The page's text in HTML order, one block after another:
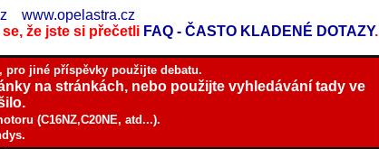
www.opelastra.cz
že jste si přečetli FAQ - ČASTO KLADENÉ DOTAZY.
pro jiné příspěvky použijte debatu.
na stránkách, nebo použijte vyhledávání tady ve
(C16NZ,C20NE, atd...).